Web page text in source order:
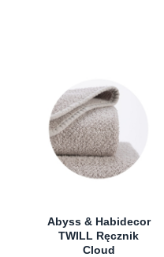
do koszyka
Abyss & Habidecor
TWILL Ręcznik
Cloud